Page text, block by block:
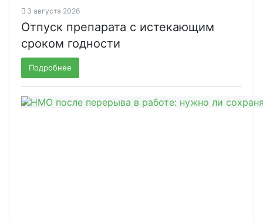
3 августа 2026
Отпуск препарата с истекающим
сроком годности
Подробнее